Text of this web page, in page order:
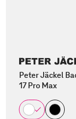
Peter Jäckel
17 Pro Max